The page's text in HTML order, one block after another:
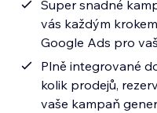
Super snadné
vás každým
Google Ads pro
Plně integrované
kolik prodejů,
vaše kampaň